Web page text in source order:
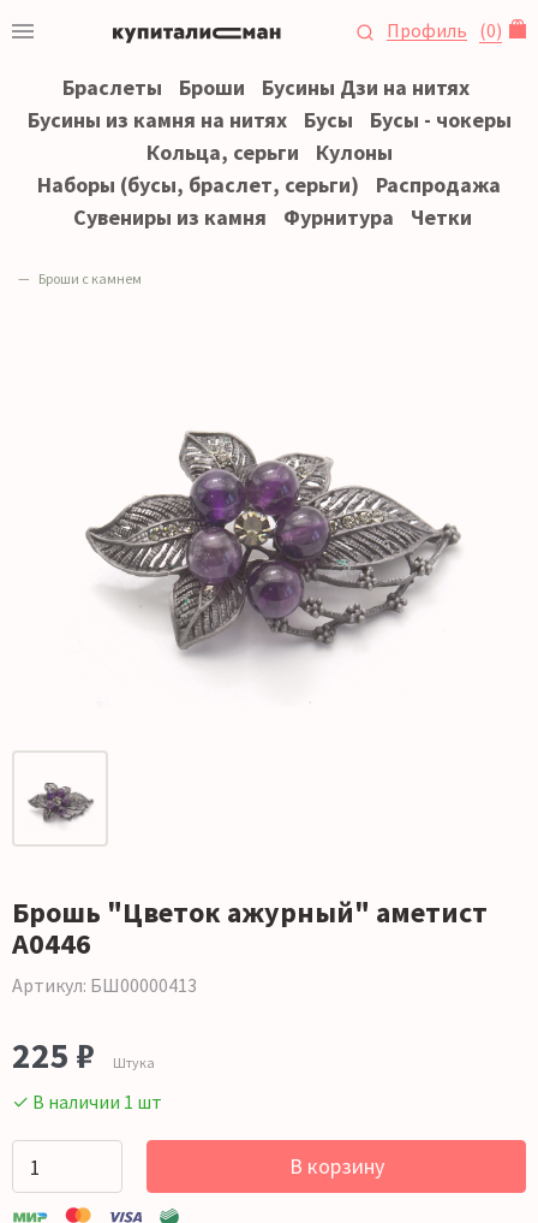
Профиль (0)
Браслеты Броши
Бусины Дзи на нитях
Бусины из камня на нитях
Бусы
Бусы - чокеры
Кольца, серьги
Кулоны
Наборы (бусы, браслет, серьги)
Распродажа
Сувениры из камня
Фурнитура Четки
Броши с камнем
Брошь "Цветок ажурный" аметист
А0446
Артикул: БШ00000413
225 ₽ Штука
✓ В наличии 1 шт
В корзину